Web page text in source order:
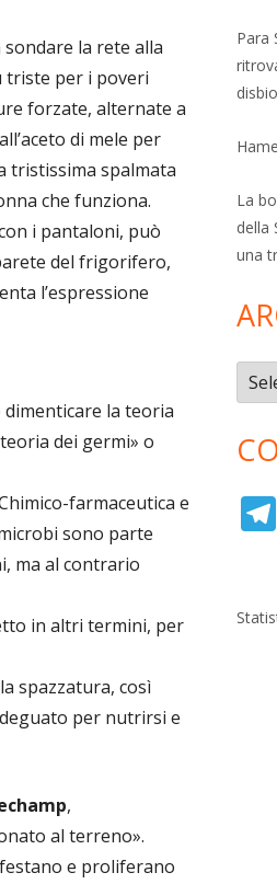
la rete alla
triste per i poveri
forzate, alternate a
di mele per
tristissima spalmata
che funziona.
i pantaloni, può
del frigorifero,
l’espressione
la teoria
dei germi» o
farmaceutica e
sono parte
ma al contrario
in altri termini, per
spazzatura, così
per nutrirsi e
,
al terreno».
e proliferano
Para
La
della
una